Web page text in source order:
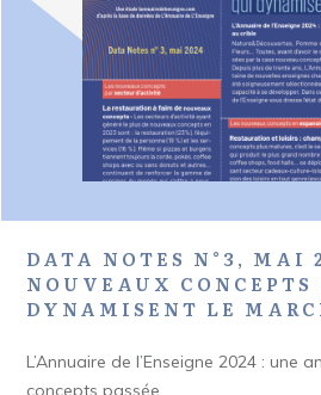
DATA NOTES N°3, MAI
NOUVEAUX CONCEPTS
DYNAMISENT LE
L’Annuaire de l’Enseigne 2024 : une
concepts passée